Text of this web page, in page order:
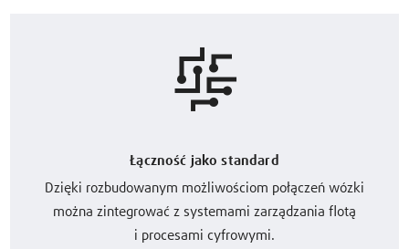
Łączność jako standard
Dzięki rozbudowanym możliwościom połączeń wózki
można zintegrować z systemami zarządzania flotą
i procesami cyfrowymi.